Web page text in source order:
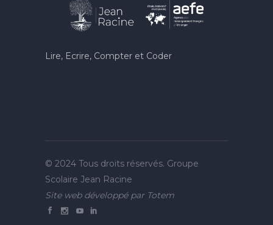
Lire, Ecrire, Compter et Coder
© 2024 Tous droits réservés. Groupe
Scolaire Jean Racine
Site web développé par Totem